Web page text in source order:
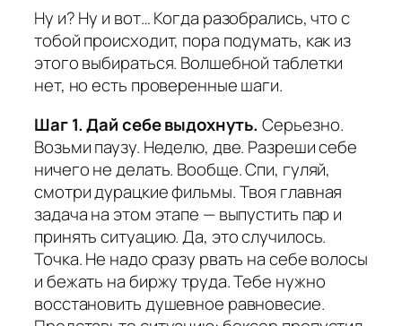
Ну и? Ну и вот… Когда разобрались, что с
тобой происходит, пора подумать, как из
этого выбираться. Волшебной таблетки
нет, но есть проверенные шаги.
Шаг 1. Дай себе выдохнуть. Серьезно.
Возьми паузу. Неделю, две. Разреши себе
ничего не делать. Вообще. Спи, гуляй,
смотри дурацкие фильмы. Твоя главная
задача на этом этапе — выпустить пар и
принять ситуацию. Да, это случилось.
Точка. Не надо сразу рвать на себе волосы
и бежать на биржу труда. Тебе нужно
восстановить душевное равновесие.